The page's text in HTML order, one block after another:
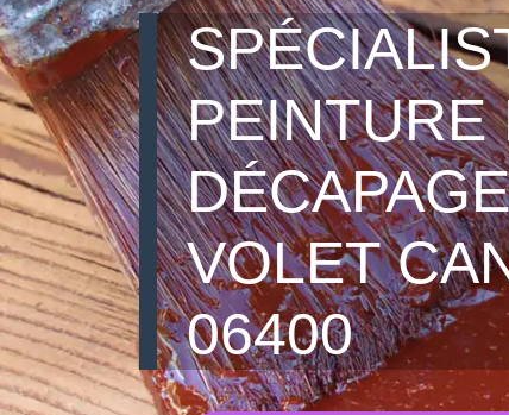
PEINTURE
VOLET
06400